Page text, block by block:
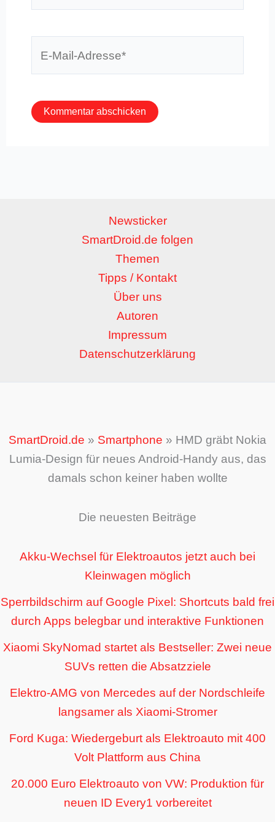
Newsticker
SmartDroid.de folgen
Themen
Tipps / Kontakt
Über uns
Autoren
Impressum
Datenschutzerklärung
SmartDroid.de » Smartphone » HMD gräbt Nokia
Lumia-Design für neues Android-Handy aus, das
damals schon keiner haben wollte
Die neuesten Beiträge
Akku-Wechsel für Elektroautos jetzt auch bei
Kleinwagen möglich
Sperrbildschirm auf Google Pixel: Shortcuts bald frei
durch Apps belegbar und interaktive Funktionen
Xiaomi SkyNomad startet als Bestseller: Zwei neue
SUVs retten die Absatzziele
Elektro-AMG von Mercedes auf der Nordschleife
langsamer als Xiaomi-Stromer
Ford Kuga: Wiedergeburt als Elektroauto mit 400
Volt Plattform aus China
20.000 Euro Elektroauto von VW: Produktion für
neuen ID Every1 vorbereitet